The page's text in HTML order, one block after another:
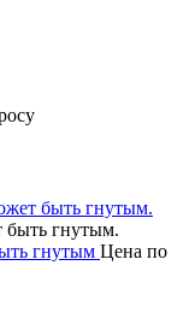
гнутым Цена по